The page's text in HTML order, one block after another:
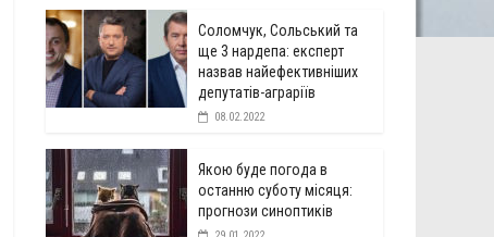
Соломчук, Сольський та
ще 3 нардепа: експерт
назвав найефективніших
депутатів-аграріїв
08.02.2022
Якою буде погода в
останню суботу місяця:
прогнози синоптиків